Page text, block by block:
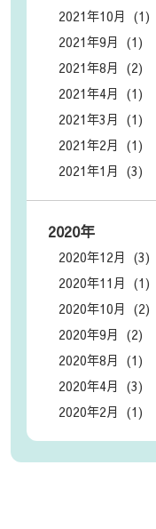
2021年10月 (1)
2021年9月 (1)
2021年8月 (2)
2021年4月 (1)
2021年3月 (1)
2021年2月 (1)
2021年1月 (3)
2020年
2020年12月 (3)
2020年11月 (1)
2020年10月 (2)
2020年9月 (2)
2020年8月 (1)
2020年4月 (3)
2020年2月 (1)